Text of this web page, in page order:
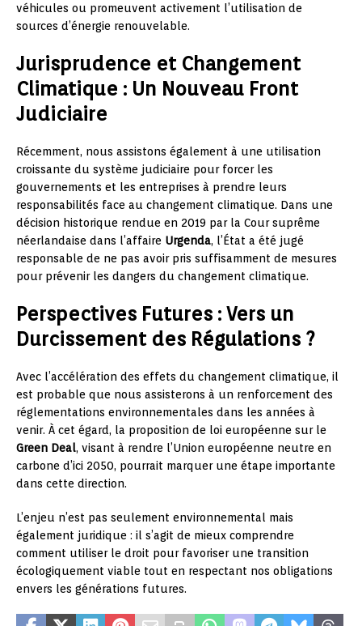
véhicules ou promeuvent activement l’utilisation de
sources d’énergie renouvelable.
Jurisprudence et Changement
Climatique : Un Nouveau Front
Judiciaire
Récemment, nous assistons également à une utilisation
croissante du système judiciaire pour forcer les
gouvernements et les entreprises à prendre leurs
responsabilités face au changement climatique. Dans une
décision historique rendue en 2019 par la Cour suprême
néerlandaise dans l’affaire Urgenda, l’État a été jugé
responsable de ne pas avoir pris suffisamment de mesures
pour prévenir les dangers du changement climatique.
Perspectives Futures : Vers un
Durcissement des Régulations ?
Avec l’accélération des effets du changement climatique, il
est probable que nous assisterons à un renforcement des
réglementations environnementales dans les années à
venir. À cet égard, la proposition de loi européenne sur le
Green Deal, visant à rendre l’Union européenne neutre en
carbone d’ici 2050, pourrait marquer une étape importante
dans cette direction.
L’enjeu n’est pas seulement environnemental mais
également juridique : il s’agit de mieux comprendre
comment utiliser le droit pour favoriser une transition
écologiquement viable tout en respectant nos obligations
envers les générations futures.